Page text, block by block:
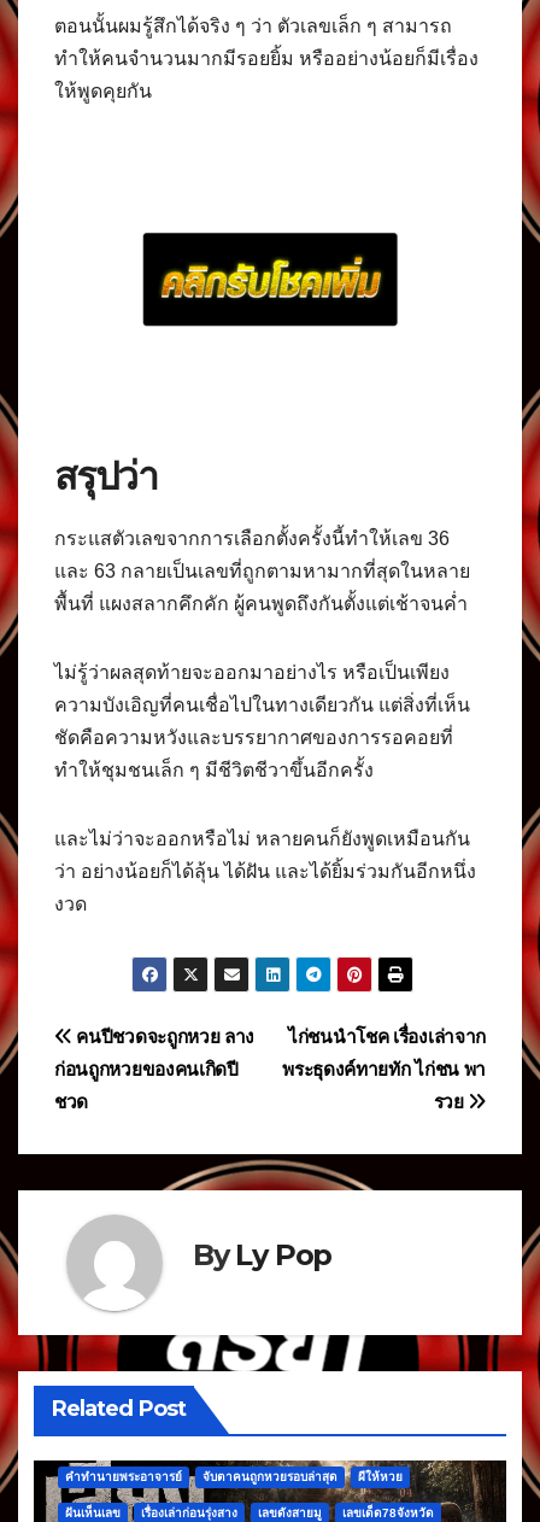
ตอนนั้นผมรู้สึกได้จริง ๆ ว่า ตัวเลขเล็ก ๆ สามารถ
ทำให้คนจำนวนมากมีรอยยิ้ม หรืออย่างน้อยก็มีเรื่อง
ให้พูดคุยกัน
สรุปว่า
กระแสตัวเลขจากการเลือกตั้งครั้งนี้ทำให้เลข 36
และ 63 กลายเป็นเลขที่ถูกตามหามากที่สุดในหลาย
พื้นที่ แผงสลากคึกคัก ผู้คนพูดถึงกันตั้งแต่เช้าจนค่ำ
ไม่รู้ว่าผลสุดท้ายจะออกมาอย่างไร หรือเป็นเพียง
ความบังเอิญที่คนเชื่อไปในทางเดียวกัน แต่สิ่งที่เห็น
ชัดคือความหวังและบรรยากาศของการรอคอยที่
ทำให้ชุมชนเล็ก ๆ มีชีวิตชีวาขึ้นอีกครั้ง
และไม่ว่าจะออกหรือไม่ หลายคนก็ยังพูดเหมือนกัน
ว่า อย่างน้อยก็ได้ลุ้น ได้ฝัน และได้ยิ้มร่วมกันอีกหนึ่ง
งวด
แนะแนว
เรื่อง
ไก่ชนนำโชค เรื่องเล่าจาก
พระธุดงค์ทายทัก ไก่ชน พา
รวย
คนปีชวดจะถูกหวย ลาง
ก่อนถูกหวยของคนเกิดปี
ชวด
ByLy Pop
Related Post
คำทำนายพระอาจารย์ จับตาคนถูกหวยรอบล่าสุด ผีให้หวย
ฝันเห็นเลข เรื่องเล่าก่อนรุ่งสาง เลขดังสายมู เลขเด็ด78จังหวัด